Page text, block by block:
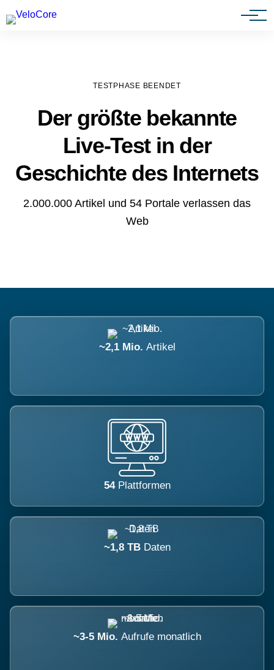
Agenturen & Webdesigner
TESTPHASE BEENDET
Der größte bekannte
Live-Test in der
Geschichte des Internets
2.000.000 Artikel und 54 Portale verlassen das
Web
~2,1 Mio. Artikel
54 Plattformen
~1,8 TB Daten
~3-5 Mio. Aufrufe monatlich